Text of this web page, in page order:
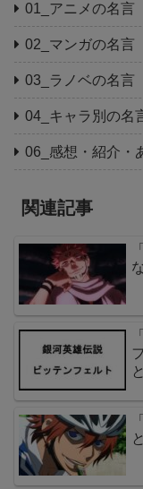
01_アニメの名言
02_マンガの名言
03_ラノベの名言
04_キャラ別の名
06_感想・紹介・
関連記事